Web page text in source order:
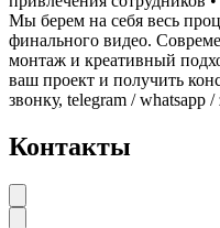
Мы берем на себя весь
финального видео.
монтаж и креативный
ваш проект и получить
звонку, telegram / whatsapp
Контакты